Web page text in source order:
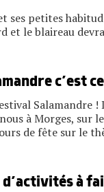
ses petites
et le blaireau
c’est ce
Salamandre !
à Morges, sur
de fête sur le
d’activités à